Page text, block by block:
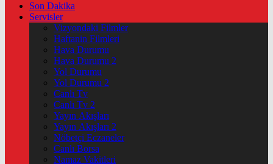
Son Dakika
Servisler
Vizyondaki Filmler
Haftanin Filmleri
Hava Durumu
Hava Durumu 2
Yol Durumu
Yol Durumu 2
Canlı Tv
Canlı Tv 2
Yayın Akışları
Yayın Akışları 2
Nöbetçi Eczaneler
Canlı Borsa
Namaz Vakitleri